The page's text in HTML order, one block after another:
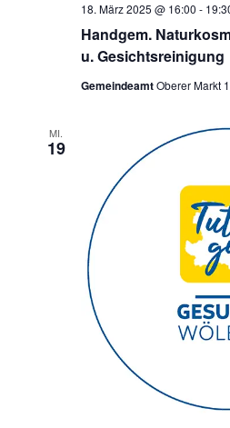
Handgem.
u. Gesichtsreinigung
18. März 2025 @ 16:00 -
GemeindeamtOberer Markt
MI.
19